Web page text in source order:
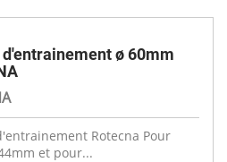
d'entrainement ø 60mm
Rotecna Pour
et pour...